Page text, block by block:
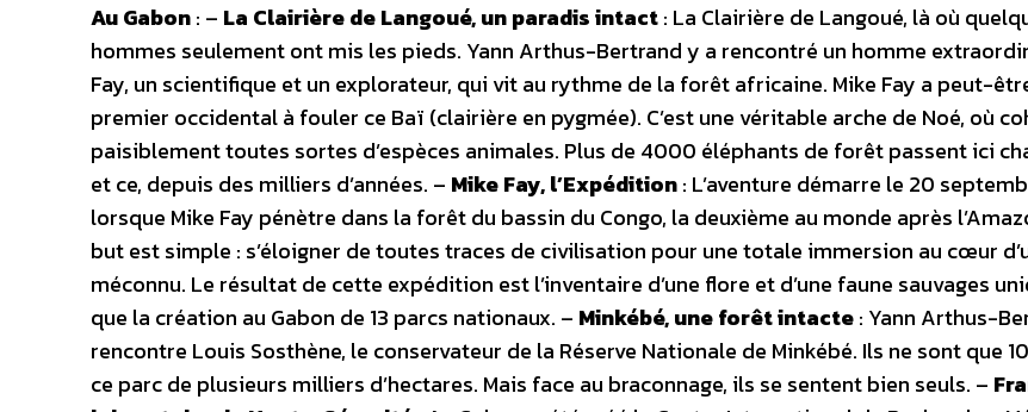
Au Gabon: – La Clairière de Langoué, un paradis intact: La Clairière de Langoué, là où
hommes seulement ont mis les pieds. Yann Arthus-Bertrand y a rencontré un homme
Fay, un scientifique et un explorateur, qui vit au rythme de la forêt africaine. Mike Fay a peut-
premier occidental à fouler ce Baï (clairière en pygmée). C’est une véritable arche de Noé, où
paisiblement toutes sortes d’espèces animales. Plus de 4000 éléphants de forêt passent ici
et ce, depuis des milliers d’années. – Mike Fay, l’Expédition: L’aventure démarre le 20
lorsque Mike Fay pénètre dans la forêt du bassin du Congo, la deuxième au monde après
but est simple : s’éloigner de toutes traces de civilisation pour une totale immersion au cœur
méconnu. Le résultat de cette expédition est l’inventaire d’une flore et d’une faune sauvages
que la création au Gabon de 13 parcs nationaux. – Minkébé, une forêt intacte: Yann Arthus-
rencontre Louis Sosthène, le conservateur de la Réserve Nationale de Minkébé. Ils ne sont que
ce parc de plusieurs milliers d’hectares. Mais face au braconnage, ils se sentent bien seuls. –